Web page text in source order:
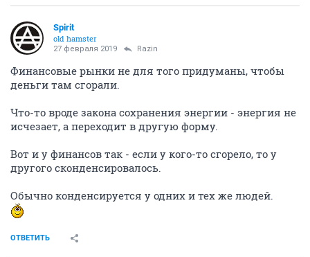
Spirit
old hamster
27 февраля 2019 Razin
Финансовые рынки не для того придуманы, чтобы
деньги там сгорали.
Что-то вроде закона сохранения энергии - энергия не
исчезает, а переходит в другую форму.
Вот и у финансов так - если у кого-то сгорело, то у
другого сконденсировалось.
Обычно конденсируется у одних и тех же людей.
ОТВЕТИТЬ